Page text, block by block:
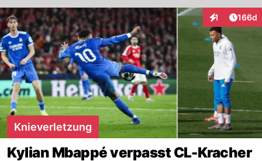
1
Interaktionen
166d
Knieverletzung
Kylian Mbappé verpasst CL-Kracher